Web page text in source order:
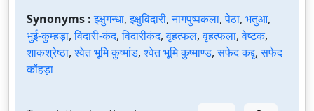
Synonyms :इक्षुगन्धा,इक्षुविदारी,नागपुष्पकला,पेठा, भतुआ,
भुई-कुम्हड़ा,विदारी-कंद,विदारीकंद,वृहत्फल,वृहत्फला,वेष्टक,
शाकश्रेष्ठा,श्वेत भूमि कुष्मांड,श्वेत भूमि कुष्माण्ड,सफेद कद्दू,सफेद
कोंहड़ा